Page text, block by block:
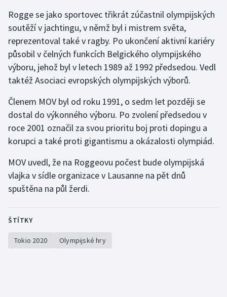
Krasobruslení
Lezení
Lyže a snowboard
Moderní pětiboj
Motorsport
Parasport
Rogge se jako sportovec třikrát zúčastnil olympijských
soutěží v jachtingu, v němž byl i mistrem světa,
reprezentoval také v ragby. Po ukončení aktivní kariéry
působil v čelných funkcích Belgického olympijského
výboru, jehož byl v letech 1989 až 1992 předsedou. Vedl
taktéž Asociaci evropských olympijských výborů.
Členem MOV byl od roku 1991, o sedm let později se
dostal do výkonného výboru. Po zvolení předsedou v
roce 2001 označil za svou prioritu boj proti dopingu a
korupci a také proti gigantismu a okázalosti olympiád.
MOV uvedl, že na Roggeovu počest bude olympijská
vlajka v sídle organizace v Lausanne na pět dnů
spuštěna na půl žerdi.
ŠTÍTKY
Tokio 2020 Olympijské hry